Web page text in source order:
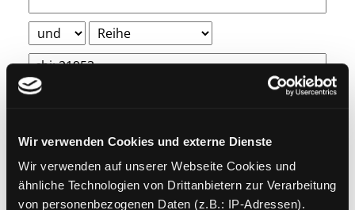
Wir verwenden Cookies und externe Dienste
Wir verwenden auf unserer Webseite Cookies und
ähnliche Technologien von Drittanbietern zur Verarbeitung
von personenbezogenen Daten (z.B.: IP-Adressen).
Weitere Suchkriterien
Erwerbungen der letzten Tage